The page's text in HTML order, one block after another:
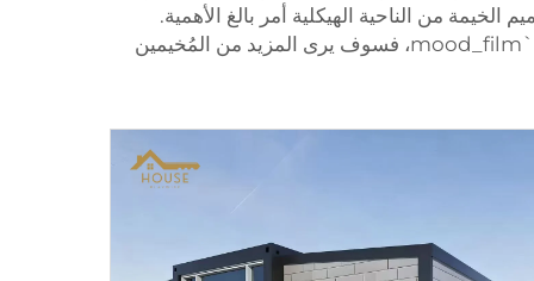
من الناحية الهيكلية أمر بالغ الأهمية.
فالناس مهيئون للانجذاب إلى الألوان الزاهية والتصاميم الفريدة. فإذا قمت بتعليق لافتات كبيرة على خيمتك تحمل شعار mood_film`a، فسوف يرى المزيد من المُخيمين